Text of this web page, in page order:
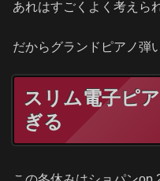
あれはすごくよく考えら
だからグランドピアノ弾
スリム電子ピ
ぎる